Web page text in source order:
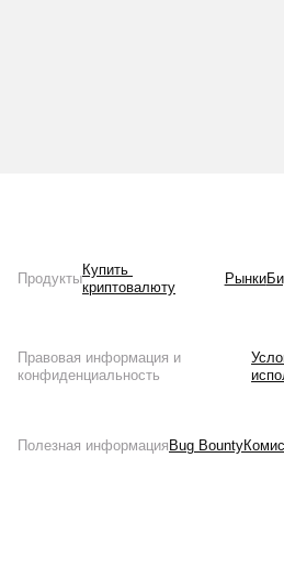
Продукты
Купить
криптовалюту
Рынки
Правовая информация и
конфиденциальность
Полезная информация Bug Bounty